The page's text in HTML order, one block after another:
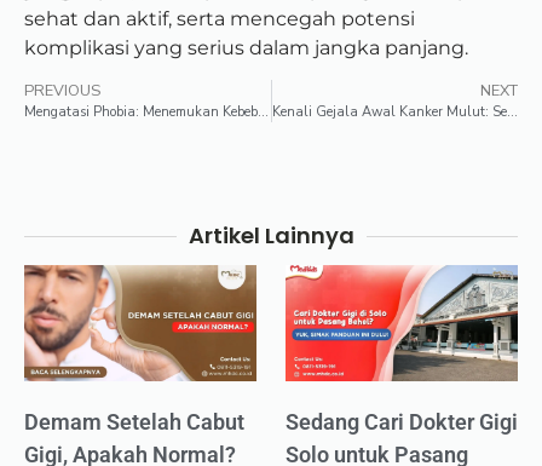
sehat dan aktif, serta mencegah potensi
komplikasi yang serius dalam jangka panjang.
PREVIOUS
Mengatasi Phobia: Menemukan Kebebasan Dari Ketakutan
NEXT
Kenali Gejala Awal Kanker Mulut: Segera Berobat Agar Tak Terlambat!
Artikel Lainnya
Demam Setelah Cabut
Gigi, Apakah Normal?
Sedang Cari Dokter Gigi
Solo untuk Pasang